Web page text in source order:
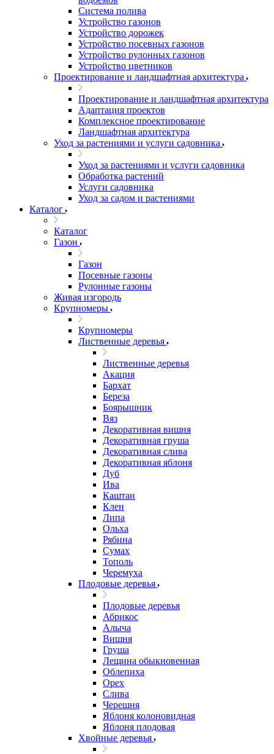
Система полива
Устройство газонов
Устройство дорожек
Устройство посевных газонов
Устройство рулонных газонов
Устройство цветников
Проектирование и ландшафтная архитектура
Проектирование и ландшафтная архитектура
Адаптация проектов
Комплексное проектирование
Ландшафтная архитектура
Уход за растениями и услуги садовника
Уход за растениями и услуги садовника
Обработка растений
Услуги садовника
Уход за садом и растениями
Каталог
Каталог
Газон
Газон
Посевные газоны
Рулонные газоны
Живая изгородь
Крупномеры
Крупномеры
Лиственные деревья
Лиственные деревья
Акация
Бархат
Береза
Боярышник
Вяз
Декоративная вишня
Декоративная груша
Декоративная слива
Декоративная яблоня
Дуб
Ива
Каштан
Клен
Липа
Ольха
Рябина
Сумах
Тополь
Черемуха
Плодовые деревья
Плодовые деревья
Абрикос
Алыча
Вишня
Груша
Лещина обыкновенная
Облепиха
Орех
Слива
Черешня
Яблоня колоновидная
Яблоня плодовая
Хвойные деревья